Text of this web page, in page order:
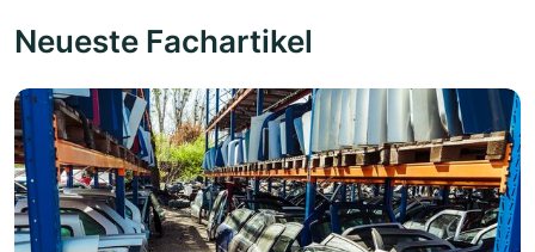
Neueste Fachartikel